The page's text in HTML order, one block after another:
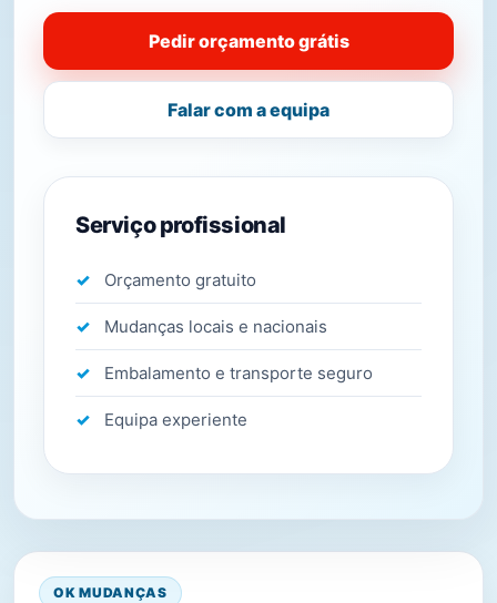
Pedir orçamento grátis
Falar com a equipa
Serviço profissional
Orçamento gratuito
Mudanças locais e nacionais
Embalamento e transporte seguro
Equipa experiente
OK MUDANÇAS